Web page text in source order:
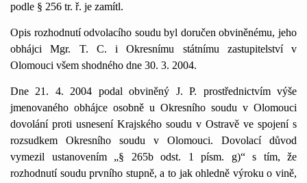
podle § 256 tr. ř. je zamítl.
Opis rozhodnutí odvolacího soudu byl doručen obviněnému, jeho
obhájci Mgr. T. C. i Okresnímu státnímu zastupitelství v
Olomouci všem shodného dne 30. 3. 2004.
Dne 21. 4. 2004 podal obviněný J. P. prostřednictvím výše
jmenovaného obhájce osobně u Okresního soudu v Olomouci
dovolání proti usnesení Krajského soudu v Ostravě ve spojení s
rozsudkem Okresního soudu v Olomouci. Dovolací důvod
vymezil ustanovením „§ 265b odst. 1 písm. g)“ s tím, že
rozhodnutí soudu prvního stupně, a to jak ohledně výroku o vině,